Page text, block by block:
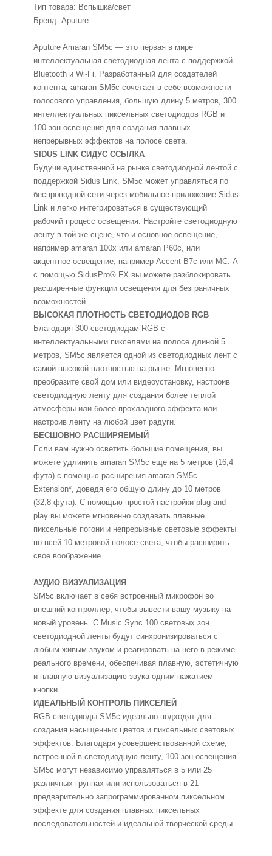
Тип товара: Вспышка/свет
Бренд: Aputure
Aputure Amaran SM5c — это первая в мире
интеллектуальная светодиодная лента с поддержкой
Bluetooth и Wi-Fi. Разработанный для создателей
контента, amaran SM5c сочетает в себе возможности
голосового управления, большую длину 5 метров, 300
интеллектуальных пиксельных светодиодов RGB и
100 зон освещения для создания плавных
непрерывных эффектов на полосе света.
SIDUS LINK СИДУС ССЫЛКА
Будучи единственной на рынке светодиодной лентой с
поддержкой Sidus Link, SM5c может управляться по
беспроводной сети через мобильное приложение Sidus
Link и легко интегрироваться в существующий
рабочий процесс освещения. Настройте светодиодную
ленту в той же сцене, что и основное освещение,
например amaran 100x или amaran P60c, или
акцентное освещение, например Accent B7c или MC. А
с помощью SidusPro® FX вы можете разблокировать
расширенные функции освещения для безграничных
возможностей.
ВЫСОКАЯ ПЛОТНОСТЬ СВЕТОДИОДОВ RGB
Благодаря 300 светодиодам RGB с
интеллектуальными пикселями на полосе длиной 5
метров, SM5c является одной из светодиодных лент с
самой высокой плотностью на рынке. Мгновенно
преобразите свой дом или видеоустановку, настроив
светодиодную ленту для создания более теплой
атмосферы или более прохладного эффекта или
настроив ленту на любой цвет радуги.
БЕСШОВНО РАСШИРЯЕМЫЙ
Если вам нужно осветить большие помещения, вы
можете удлинить amaran SM5c еще на 5 метров (16,4
фута) с помощью расширения amaran SM5c
Extension*, доведя его общую длину до 10 метров
(32,8 фута). С помощью простой настройки plug-and-
play вы можете мгновенно создавать плавные
пиксельные погони и непрерывные световые эффекты
по всей 10-метровой полосе света, чтобы расширить
свое воображение.
АУДИО ВИЗУАЛИЗАЦИЯ
SM5c включает в себя встроенный микрофон во
внешний контроллер, чтобы вывести вашу музыку на
новый уровень. С Music Sync 100 световых зон
светодиодной ленты будут синхронизироваться с
любым живым звуком и реагировать на него в режиме
реального времени, обеспечивая плавную, эстетичную
и плавную визуализацию звука одним нажатием
кнопки.
ИДЕАЛЬНЫЙ КОНТРОЛЬ ПИКСЕЛЕЙ
RGB-светодиоды SM5c идеально подходят для
создания насыщенных цветов и пиксельных световых
эффектов. Благодаря усовершенствованной схеме,
встроенной в светодиодную ленту, 100 зон освещения
SM5c могут независимо управляться в 5 или 25
различных группах или использоваться в 21
предварительно запрограммированном пиксельном
эффекте для создания плавных пиксельных
последовательностей и идеальной творческой среды.